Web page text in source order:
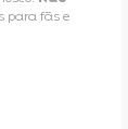
para fãs e